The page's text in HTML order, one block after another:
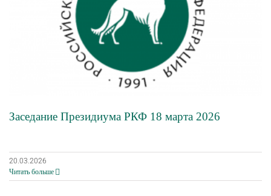
Заседание Президиума РКФ 18 марта 2026
20.03.2026
Читать больше